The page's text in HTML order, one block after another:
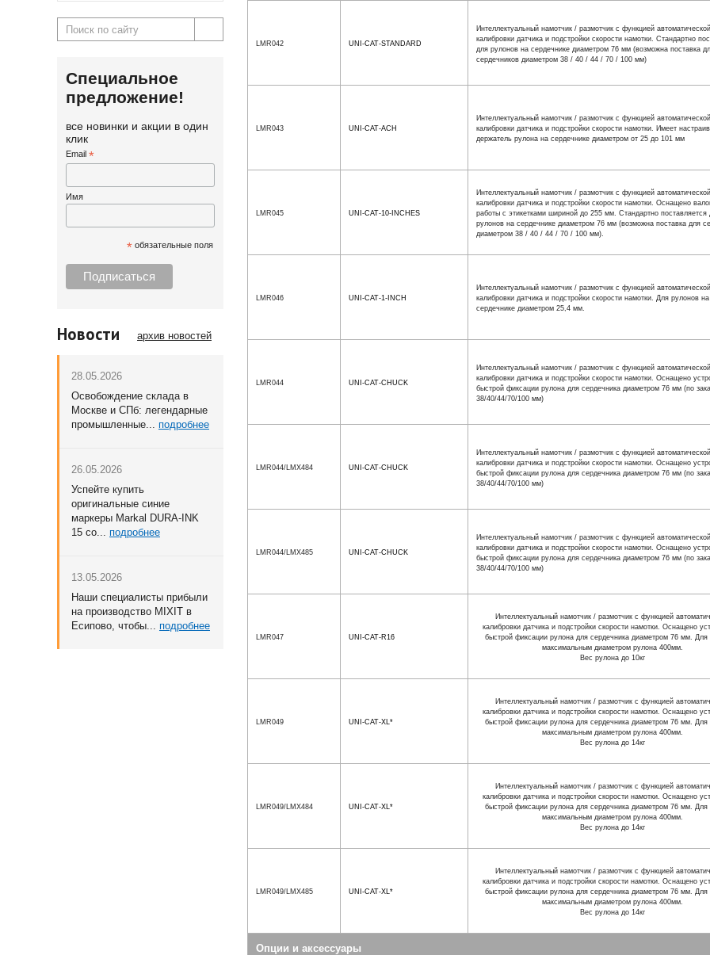
Специальное
предложение!
все новинки и акции в один
клик
Email *
Имя
* обязательные поля
Новости архив новостей
28.05.2026
Освобождение склада в
Москве и СПб: легендарные
промышленные...
подробнее
26.05.2026
Успейте купить
оригинальные синие
маркеры Markal DURA-INK
15 со...
подробнее
13.05.2026
Наши специалисты прибыли
на производство MIXIT в
Есипово, чтобы...
подробнее
LMR042 UNI-CAT-STANDARD
Интеллектуальный намотчик / размотчик с функцией автоматической
калибровки датчика и подстройки скорости намотки. Стандартно
для рулонов на сердечнике диаметром 76 мм (возможна поставка
сердечников диаметром 38 / 40 / 44 / 70 / 100 мм)
LMR043 UNI-CAT-ACH
Интеллектуальный намотчик / размотчик с функцией автоматической
калибровки датчика и подстройки скорости намотки. Имеет
держатель рулона на сердечнике диаметром от 25 до 101 мм
LMR045 UNI-CAT-10-INCHES
Интеллектуальный намотчик / размотчик с функцией автоматической
калибровки датчика и подстройки скорости намотки. Оснащено
работы с этикетками шириной до 255 мм. Стандартно поставляется
рулонов на сердечнике диаметром 76 мм (возможна поставка для
диаметром 38 / 40 / 44 / 70 / 100 мм).
LMR046 UNI-CAT-1-INCH
Интеллектуальный намотчик / размотчик с функцией автоматической
калибровки датчика и подстройки скорости намотки. Для рулонов на
сердечнике диаметром 25,4 мм.
LMR044 UNI-CAT-CHUCK
Интеллектуальный намотчик / размотчик с функцией автоматической
калибровки датчика и подстройки скорости намотки. Оснащено
быстрой фиксации рулона для сердечника диаметром 76 мм (по
38/40/44/70/100 мм)
LMR044/LMX484 UNI-CAT-CHUCK
Интеллектуальный намотчик / размотчик с функцией автоматической
калибровки датчика и подстройки скорости намотки. Оснащено
быстрой фиксации рулона для сердечника диаметром 76 мм (по
38/40/44/70/100 мм)
LMR044/LMX485 UNI-CAT-CHUCK
Интеллектуальный намотчик / размотчик с функцией автоматической
калибровки датчика и подстройки скорости намотки. Оснащено
быстрой фиксации рулона для сердечника диаметром 76 мм (по
38/40/44/70/100 мм)
LMR047 UNI-CAT-R16
Интеллектуальный намотчик / размотчик с функцией
калибровки датчика и подстройки скорости намотки. Оснащено
быстрой фиксации рулона для сердечника диаметром 76 мм. Для
максимальным диаметром рулона 400мм.
Вес рулона до 10кг
LMR049 UNI-CAT-XL*
Интеллектуальный намотчик / размотчик с функцией
калибровки датчика и подстройки скорости намотки. Оснащено
быстрой фиксации рулона для сердечника диаметром 76 мм. Для
максимальным диаметром рулона 400мм.
Вес рулона до 14кг
LMR049/LMX484 UNI-CAT-XL*
Интеллектуальный намотчик / размотчик с функцией
калибровки датчика и подстройки скорости намотки. Оснащено
быстрой фиксации рулона для сердечника диаметром 76 мм. Для
максимальным диаметром рулона 400мм.
Вес рулона до 14кг
LMR049/LMX485 UNI-CAT-XL*
Интеллектуальный намотчик / размотчик с функцией
калибровки датчика и подстройки скорости намотки. Оснащено
быстрой фиксации рулона для сердечника диаметром 76 мм. Для
максимальным диаметром рулона 400мм.
Вес рулона до 14кг
Опции и аксессуары